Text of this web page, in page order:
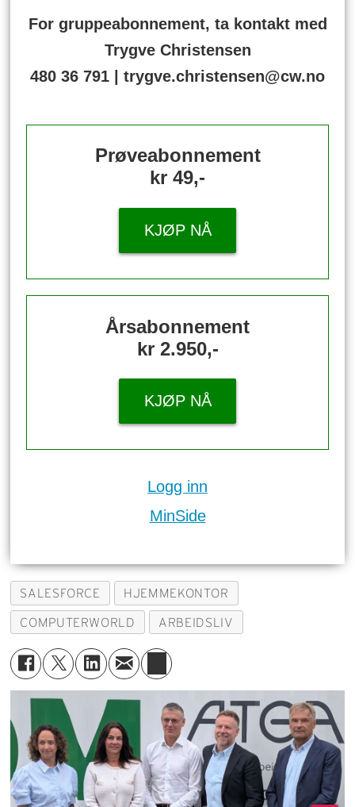
For gruppeabonnement, ta kontakt med
Trygve Christensen
480 36 791 | trygve.christensen@cw.no
Prøveabonnement
kr 49,-
KJØP NÅ
Årsabonnement
kr 2.950,-
KJØP NÅ
Logg inn
MinSide
SALESFORCE HJEMMEKONTOR
COMPUTERWORLD ARBEIDSLIV